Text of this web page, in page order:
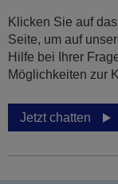
Klicken Sie auf
Seite, um auf
Hilfe bei Ihrer
Möglichkeiten zur
Jetzt chatten